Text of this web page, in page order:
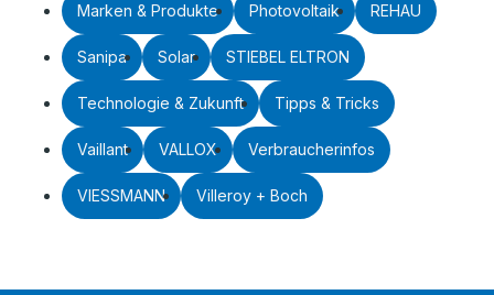
Marken & Produkte Photovoltaik REHAU
Sanipa Solar STIEBEL ELTRON
Technologie & Zukunft Tipps & Tricks
Vaillant VALLOX Verbraucherinfos
VIESSMANN Villeroy + Boch